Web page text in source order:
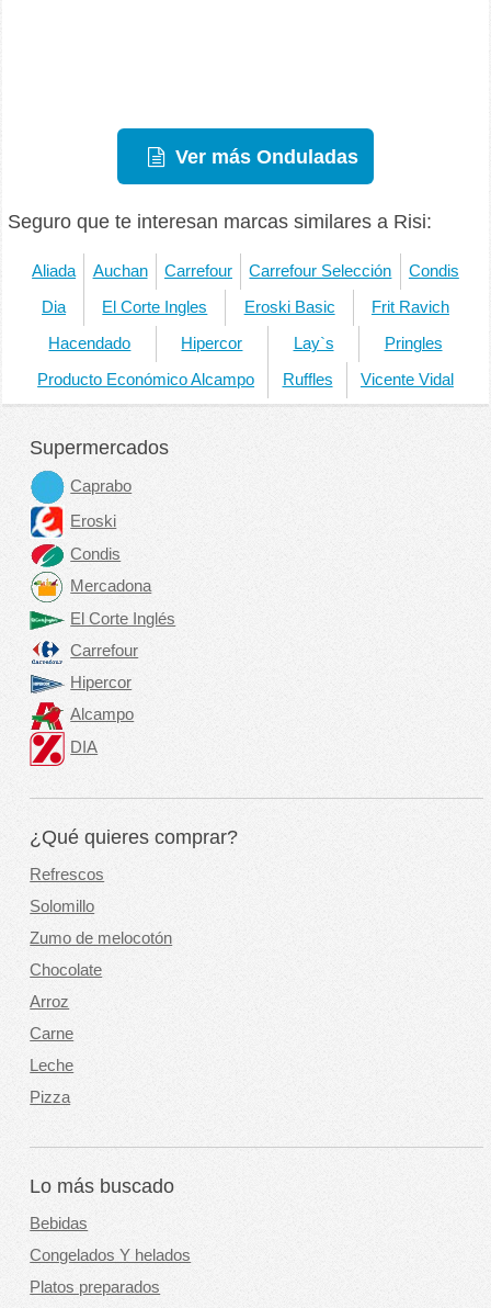
Ver más Onduladas
Seguro que te interesan marcas similares a Risi:
Aliada Auchan Carrefour Carrefour Selección Condis
Dia El Corte Ingles Eroski Basic Frit Ravich
Hacendado Hipercor Lay`s Pringles
Producto Económico Alcampo Ruffles Vicente Vidal
Supermercados
Caprabo
Eroski
Condis
Mercadona
El Corte Inglés
Carrefour
Hipercor
Alcampo
DIA
¿Qué quieres comprar?
Refrescos
Solomillo
Zumo de melocotón
Chocolate
Arroz
Carne
Leche
Pizza
Lo más buscado
Bebidas
Congelados Y helados
Platos preparados